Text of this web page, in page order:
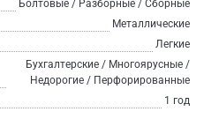
Болтовые / Разборные / Сборные
Металлические
Легкие
Бухгалтерские / Многоярусные /
Недорогие / Перфорированные
1 год